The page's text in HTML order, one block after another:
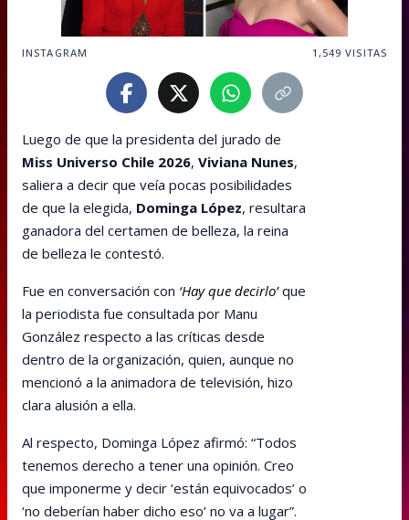
INSTAGRAM 1,549 VISITAS
Luego de que la presidenta del jurado de
Miss Universo Chile 2026, Viviana Nunes,
saliera a decir que veía pocas posibilidades
de que la elegida, Dominga López, resultara
ganadora del certamen de belleza, la reina
de belleza le contestó.
Fue en conversación con ‘Hay que decirlo’que
la periodista fue consultada por Manu
González respecto a las críticas desde
dentro de la organización, quien, aunque no
mencionó a la animadora de televisión, hizo
clara alusión a ella.
Al respecto, Dominga López afirmó: “Todos
tenemos derecho a tener una opinión. Creo
que imponerme y decir ‘están equivocados’ o
‘no deberían haber dicho eso’ no va a lugar”.